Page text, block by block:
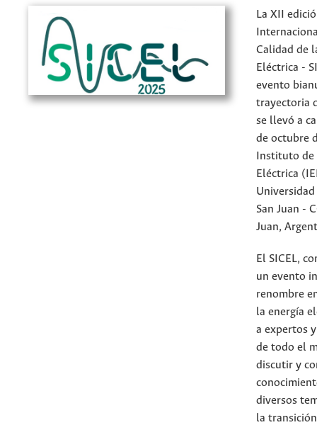
La XII
Calidad de
Eléctrica -
evento
trayectoria
se llevó a
de octubre
Instituto de
Eléctrica
San Juan -
Juan,
El SICEL,
un evento
renombre
la energía
a expertos
de todo el
discutir y
diversos
la